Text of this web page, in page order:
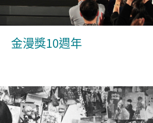
金漫獎10週年